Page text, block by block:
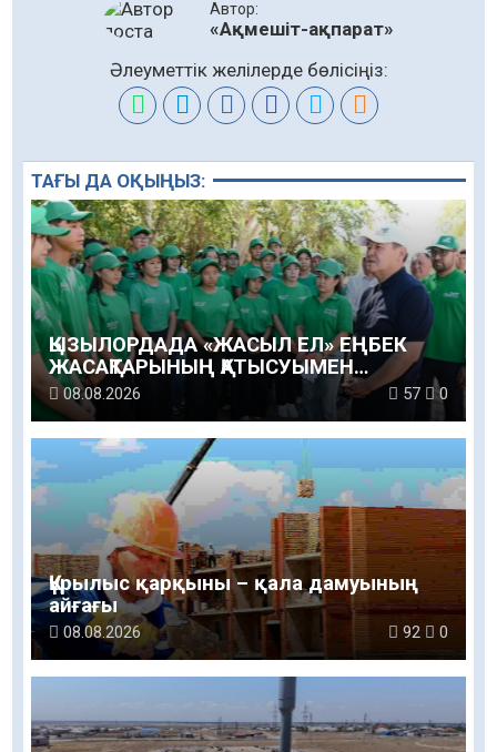
Автор:
«Ақмешіт-ақпарат»
Әлеуметтік желілерде бөлісіңіз:
ТАҒЫ ДА ОҚЫҢЫЗ:
ҚЫЗЫЛОРДАДА «ЖАСЫЛ ЕЛ» ЕҢБЕК
ЖАСАҚТАРЫНЫҢ ҚАТЫСУЫМЕН
ЭКОЛОГИЯЛЫҚ СЕНБІЛІК ӨТТІ
08.08.2026 57 0
Құрылыс қарқыны – қала дамуының
айғағы
08.08.2026 92 0